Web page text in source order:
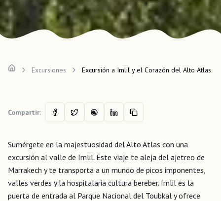
Excursiones Excursión a Imlil y el Corazón del Alto Atlas
Compartir:
Sumérgete en la majestuosidad del Alto Atlas con una
excursión al valle de Imlil. Este viaje te aleja del ajetreo de
Marrakech y te transporta a un mundo de picos imponentes,
valles verdes y la hospitalaria cultura bereber. Imlil es la
puerta de entrada al Parque Nacional del Toubkal y ofrece